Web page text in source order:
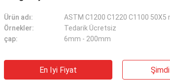
Ürün adı:
Örnekler:
Tedarik Ücretsiz
çap:
6mm - 200mm
En Iyi Fiyat